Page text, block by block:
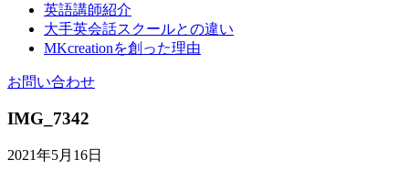
英語講師紹介
大手英会話スクールとの違い
MKcreationを創った理由
お問い合わせ
IMG_7342
2021年5月16日